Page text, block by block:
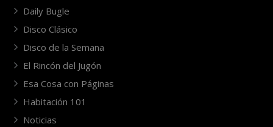
Daily Bugle
Disco Clásico
Disco de la Semana
El Rincón del Jugón
Esa Cosa con Páginas
Habitación 101
Noticias